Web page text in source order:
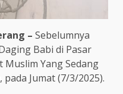
– Sebelumnya
Babi di Pasar
Muslim Yang Sedang
Jumat (7/3/2025).